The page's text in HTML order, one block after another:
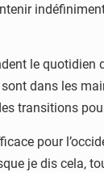
le
dans les
transitions
pour
je dis cela,